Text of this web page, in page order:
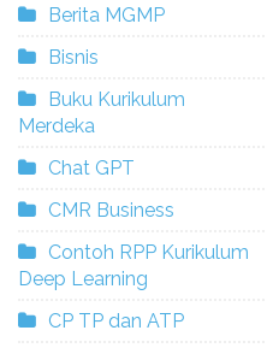
Berita MGMP
Bisnis
Buku Kurikulum
Merdeka
Chat GPT
CMR Business
Contoh RPP Kurikulum
Deep Learning
CP TP dan ATP